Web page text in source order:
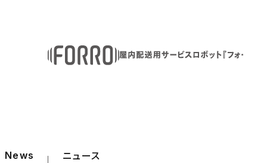
News ニュース